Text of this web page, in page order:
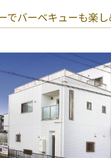
でバーベキューも楽